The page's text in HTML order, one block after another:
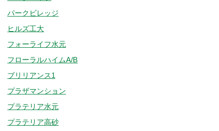
パークビレッジ
ヒルズ工大
フォーライフ水元
フローラルハイムA/B
ブリリアンス1
プラザマンション
プラテリア水元
プラテリア高砂